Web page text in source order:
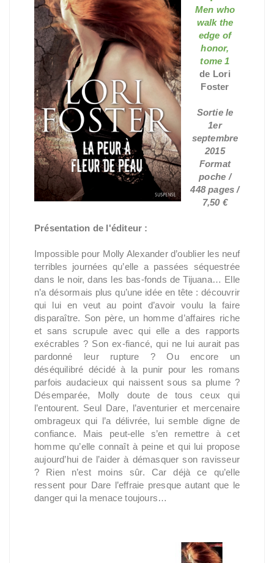
Men who
walk the
edge of
honor,
tome 1
de Lori
Foster
Sortie le
1er
septembre
2015
Format
poche /
448 pages /
7,50 €
Présentation de l'éditeur :
Impossible pour Molly Alexander d’oublier les neuf
terribles journées qu’elle a passées séquestrée
dans le noir, dans les bas-fonds de Tijuana… Elle
n’a désormais plus qu’une idée en tête : découvrir
qui lui en veut au point d’avoir voulu la faire
disparaître. Son père, un homme d’affaires riche
et sans scrupule avec qui elle a des rapports
exécrables ? Son ex-fiancé, qui ne lui aurait pas
pardonné leur rupture ? Ou encore un
déséquilibré décidé à la punir pour les romans
parfois audacieux qui naissent sous sa plume ?
Désemparée, Molly doute de tous ceux qui
l’entourent. Seul Dare, l’aventurier et mercenaire
ombrageux qui l’a délivrée, lui semble digne de
confiance. Mais peut-elle s’en remettre à cet
homme qu’elle connaît à peine et qui lui propose
aujourd’hui de l’aider à démasquer son ravisseur
? Rien n’est moins sûr. Car déjà ce qu’elle
ressent pour Dare l’effraie presque autant que le
danger qui la menace toujours…